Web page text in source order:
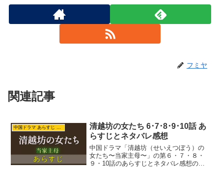
フミヤ
関連記事
中国ドラマ あらすじ ネタバレ
清越坊の女たち 6･7･8･9･10話 あ
らすじとネタバレ感想
中国ドラマ「清越坊（せいえつぼう）の
女たち〜当家主母〜」の第６・７・８・
９・10話のあらすじとネタバレ感想の紹